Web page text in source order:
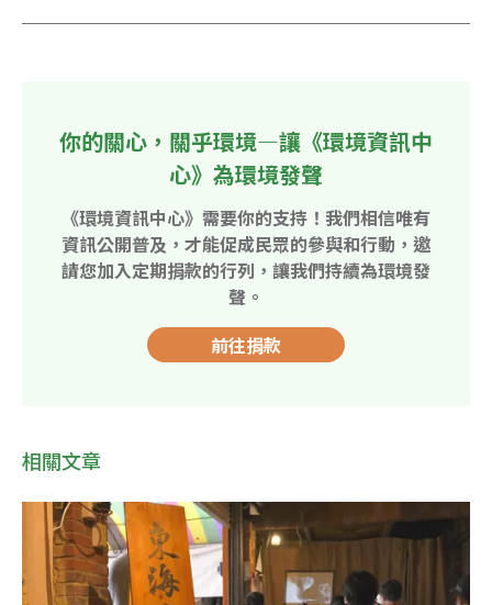
你的關心，關乎環境—讓《環境資訊中
心》為環境發聲
《環境資訊中心》需要你的支持！我們相信唯有
資訊公開普及，才能促成民眾的參與和行動，邀
請您加入定期捐款的行列，讓我們持續為環境發
聲。
前往捐款
相關文章